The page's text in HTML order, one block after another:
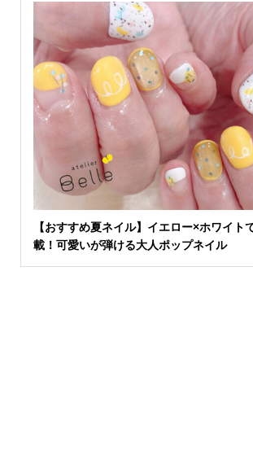
【おすすめ夏ネイル】イエロー×ホワイト
載！可愛いが弾ける大人ポップネイル